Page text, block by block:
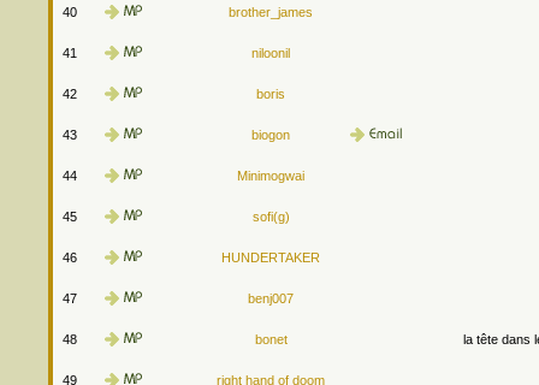
40 brother_james
41 niloonil
42 boris
43 biogon
44 Minimogwai
45 sofi(g)
46 HUNDERTAKER
47 benj007
48 bonet la tête dans
49 right hand of doom